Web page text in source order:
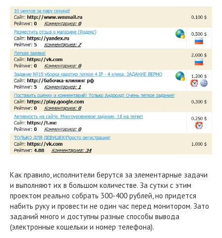
Как правило, исполнители берутся за элементарные задачи
и выполняют их в большом количестве. За сутки с этим
проектом реально собрать 300-400 рублей, но придется
набить руку и провести не один час перед монитором. Зато
заданий много и доступны разные способы вывода
(электронные кошельки и номер телефона).